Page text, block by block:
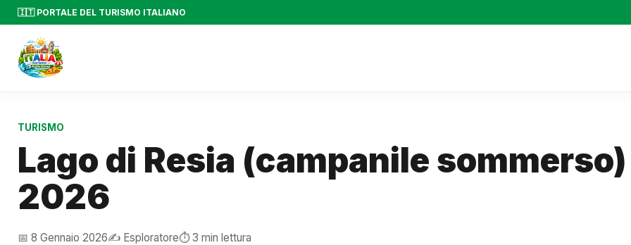
🇮🇹 PORTALE DEL TURISMO ITALIANO
TURISMO
Lago di Resia (campanile sommerso)
2026
📅 8 Gennaio 2026✍️ Esploratore⏱️ 3 min lettura